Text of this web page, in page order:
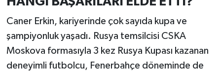
Caner Erkin, kariyerinde çok sayıda kupa ve
şampiyonluk yaşadı. Rusya temsilcisi CSKA
Moskova formasıyla 3 kez Rusya Kupası kazanan
deneyimli futbolcu, Fenerbahçe döneminde de